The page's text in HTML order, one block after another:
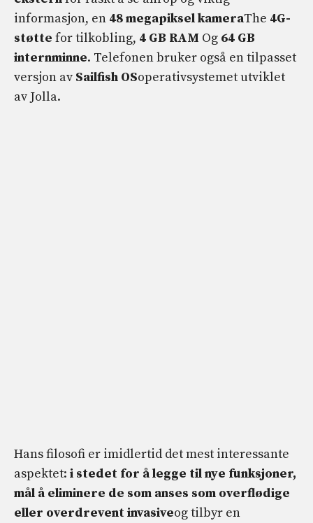
informasjon, en 48 megapiksel kameraThe 4G-
støtte for tilkobling, 4 GB RAM Og 64 GB
internminne. Telefonen bruker også en tilpasset
versjon av Sailfish OSoperativsystemet utviklet
av Jolla.
Hans filosofi er imidlertid det mest interessante
aspektet: i stedet for å legge til nye funksjoner,
mål å eliminere de som anses som overflødige
eller overdrevent invasiveog tilbyr en